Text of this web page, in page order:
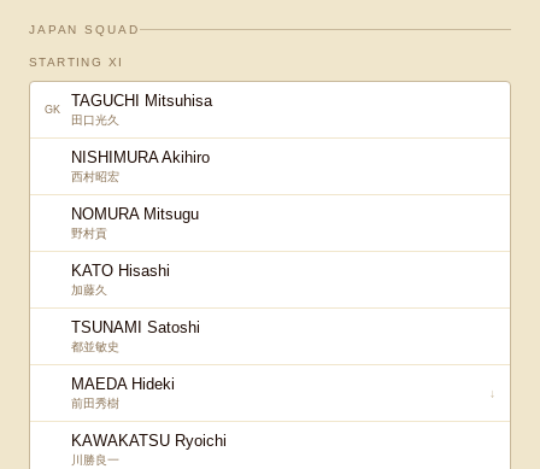
JAPAN SQUAD
STARTING XI
GK TAGUCHI Mitsuhisa
田口光久
NISHIMURA Akihiro
西村昭宏
NOMURA Mitsugu
野村貢
KATO Hisashi
加藤久
TSUNAMI Satoshi
都並敏史
MAEDA Hideki
前田秀樹
↓
KAWAKATSU Ryoichi
川勝良一